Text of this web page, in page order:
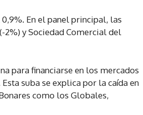
En el panel principal, las
2%) y Sociedad Comercial del
para financiarse en los mercados
suba se explica por la caída en
como los Globales,